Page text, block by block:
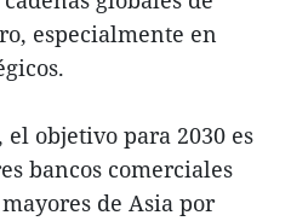
especialmente en
objetivo para 2030 es
bancos comerciales
de Asia por